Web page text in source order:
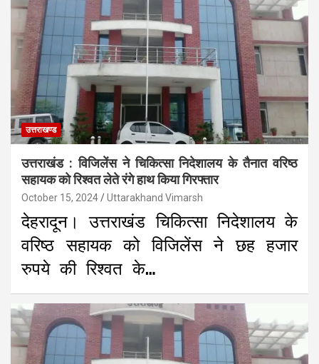
उत्तराखण्ड
उत्तराखंड : विजिलेंस ने चिकित्सा निदेशालय के तैनात वरिष्ठ
सहायक को रिश्वत लेते रंगे हाथ किया गिरफ्तार
October 15, 2024 Uttarakhand Vimarsh
देहरादून। उत्तराखंड चिकित्सा निदेशालय के
वरिष्ठ सहायक को विजिलेंस ने छह हजार
रुपये की रिश्वत के…